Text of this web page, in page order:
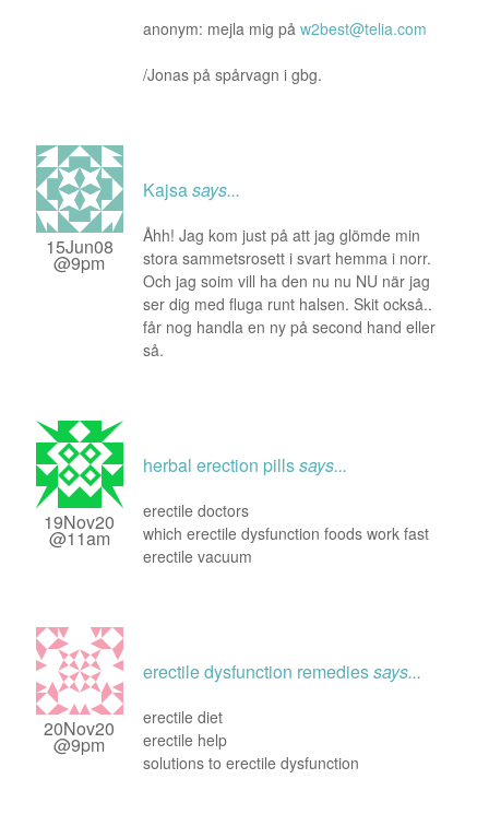
anonym: mejla mig påw2best@telia.com
/Jonas på spårvagn i gbg.
15Jun08
@9pm
Kajsasays...
Åhh! Jag kom just på att jag glömde min
stora sammetsrosett i svart hemma i norr.
Och jag soim vill ha den nu nu NU när jag
ser dig med fluga runt halsen. Skit också..
får nog handla en ny på second hand eller
så.
19Nov20
@11am
herbal erection pillssays...
erectile doctors
which erectile dysfunction foods work fast
erectile vacuum
20Nov20
@9pm
erectile dysfunction remediessays...
erectile diet
erectile help
solutions to erectile dysfunction